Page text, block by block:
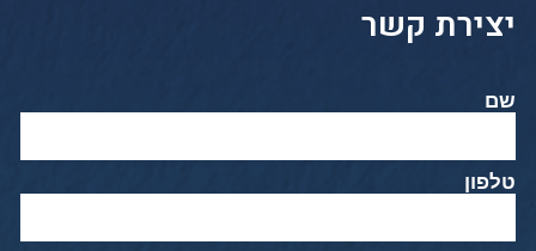
יצירת קשר
שם
טלפון